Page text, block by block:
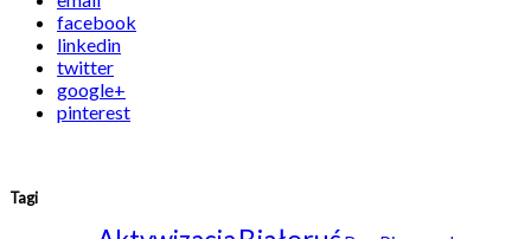
facebook
linkedin
twitter
google+
pinterest
Tagi